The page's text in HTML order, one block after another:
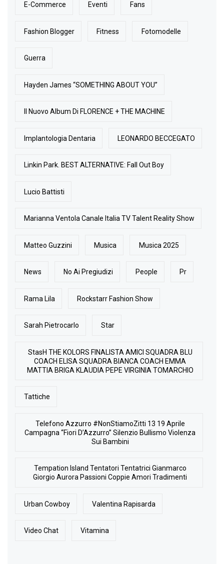
E-Commerce Eventi Fans
Fashion Blogger Fitness Fotomodelle
Guerra
Hayden James “SOMETHING ABOUT YOU”
Il Nuovo Album Di FLORENCE + THE MACHINE
Implantologia Dentaria LEONARDO BECCEGATO
Linkin Park. BEST ALTERNATIVE: Fall Out Boy
Lucio Battisti
Marianna Ventola Canale Italia TV Talent Reality Show
Matteo Guzzini Musica Musica 2025
News No Ai Pregiudizi People Pr
Rama Lila Rockstarr Fashion Show
Sarah Pietrocarlo Star
StasH THE KOLORS FINALISTA AMICI SQUADRA BLU
COACH ELISA SQUADRA BIANCA COACH EMMA
MATTIA BRIGA KLAUDIA PEPE VIRGINIA TOMARCHIO
Tattiche
Telefono Azzurro #NonStiamoZitti 13 19 Aprile
Campagna “Fiori D’Azzurro” Silenzio Bullismo Violenza
Sui Bambini
Tempation Island Tentatori Tentatrici Gianmarco
Giorgio Aurora Passioni Coppie Amori Tradimenti
Urban Cowboy Valentina Rapisarda
Video Chat Vitamina